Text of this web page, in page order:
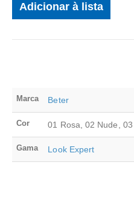
Adicionar à lista
Marca Beter
Cor 01 Rosa, 02 Nude,
Gama Look Expert